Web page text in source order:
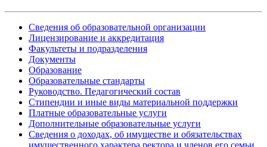
Сведения об образовательной организации
Лицензирование и аккредитация
Факультеты и подразделения
Документы
Образование
Образовательные стандарты
Руководство. Педагогический состав
Стипендии и иные виды материальной поддержки
Платные образовательные услуги
Дополнительные образовательные услуги
Сведения о доходах, об имуществе и обязательствах